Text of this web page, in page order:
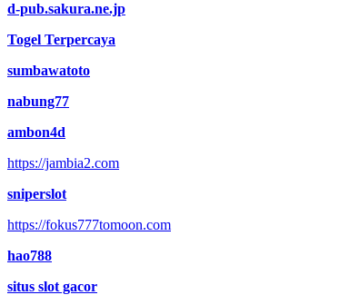
d-pub.sakura.ne.jp
Togel Terpercaya
sumbawatoto
nabung77
ambon4d
https://jambia2.com
sniperslot
https://fokus777tomoon.com
hao788
situs slot gacor